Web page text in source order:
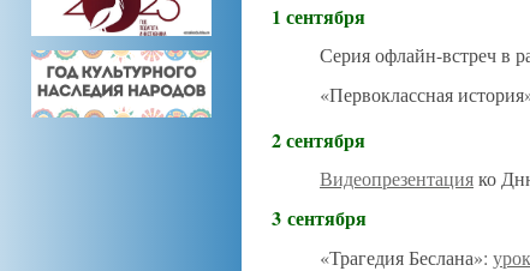
1 сентября
Серия офлайн-встреч в
«Первоклассная
2 сентября
Видеопрезентацияко
3 сентября
«Трагедия Беслана»: